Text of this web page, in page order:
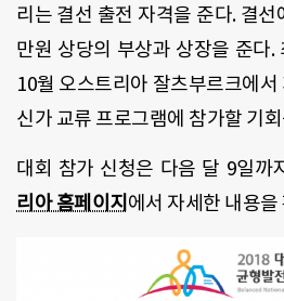
리는 결선 출전 자격을 준다. 결선
만원 상당의 부상과 상장을 준다.
10월 오스트리아 잘츠부르크에
신가 교류 프로그램에 참가할 기
대회 참가 신청은 다음 달 9일까
리아 홈페이지 에서 자세한 내용